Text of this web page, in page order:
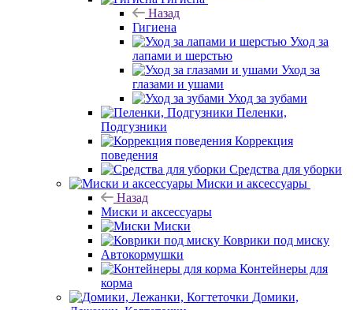
Назад
Гигиена
Уход за
лапами и шерстью
Уход за
глазами и ушами
Уход за зубами
Пеленки,
Подгузники
Коррекция
поведения
Средства для уборки
Миски и аксессуары
Назад
Миски и аксессуары
Миски
Коврики под миску
Автокормушки
Контейнеры для
корма
Домики,